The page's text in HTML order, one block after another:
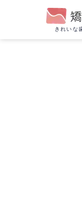
きれいな